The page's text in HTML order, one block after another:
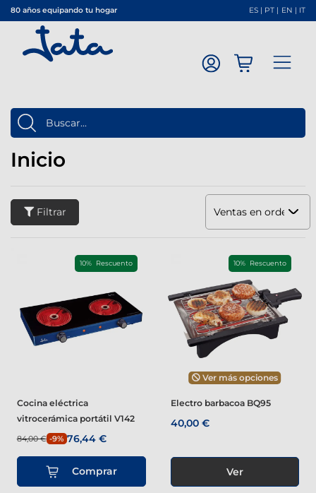
80 años equipando tu hogar ES | PT | EN | IT
Inicio
Filtrar Ventas en orden
10% Rescuento
Cocina eléctrica
vitrocerámica portátil V142
84,00 € -9% 76,44 €
Comprar
10% Rescuento
Ver más opciones
Electro barbacoa BQ95
40,00 €
Ver